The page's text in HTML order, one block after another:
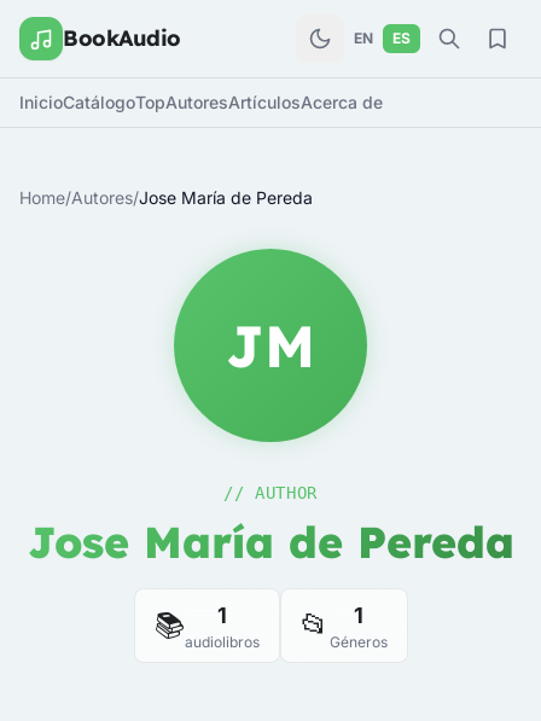
BookAudio EN ES
InicioCatálogoTopAutoresArtículosAcerca de
Home/Autores/Jose María de Pereda
JM
// AUTHOR
Jose María de Pereda
📚 1
audiolibros 📂 1
Géneros